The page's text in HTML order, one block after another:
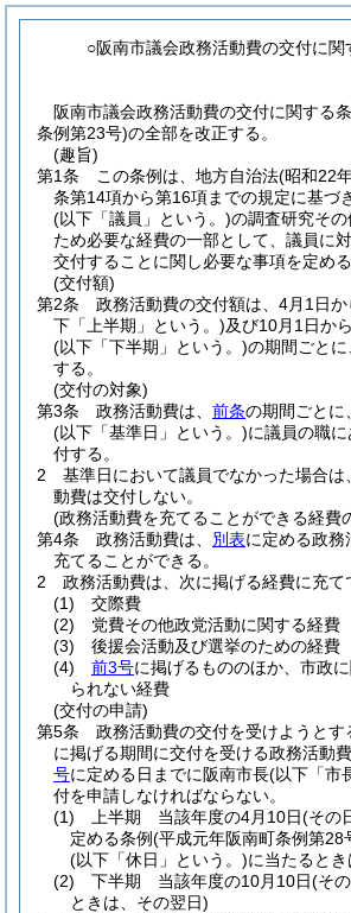
○阪南市議会政務活動費の交付に関
阪南市議会政務活動費の交付に関する
条例第23号)の全部を改正する。
(趣旨)
第1条
この条例は、地方自治法(昭和22
条第14項から第16項までの規定に基づ
(以下「議員」という。)の調査研究そ
ため必要な経費の一部として、議員に
交付することに関し必要な事項を定める
(交付額)
第2条
政務活動費の交付額は、4月1日
下「上半期」という。)及び10月1日か
(以下「下半期」という。)の期間ごと
する。
(交付の対象)
第3条
政務活動費は、 前条の期間ごとに
(以下「基準日」という。)に議員の職
付する。
2
基準日において議員でなかった場合
動費は交付しない。
(政務活動費を充てることができる経費
第4条
政務活動費は、 別表に定める政務
充てることができる。
2
政務活動費は、次に掲げる経費に充て
(1)
交際費
(2)
党費その他政党活動に関する経費
(3)
後援会活動及び選挙のための経費
(4)
前3号に掲げるもののほか、市政
られない経費
(交付の申請)
第5条
政務活動費の交付を受けようとす
に掲げる期間に交付を受ける政務活動費
号に定める日までに阪南市長(以下「市
付を申請しなければならない。
(1)
上半期 当該年度の4月10日(その
定める条例(平成元年阪南町条例第28
(以下「休日」という。)に当たると
(2)
下半期 当該年度の10月10日(そ
ときは、その翌日)